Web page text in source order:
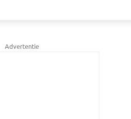
Advertentie